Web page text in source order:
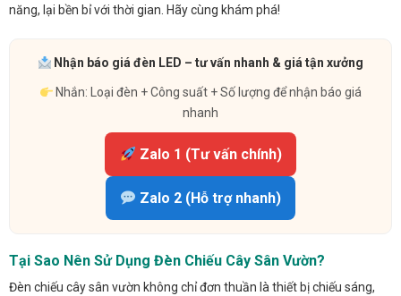
năng, lại bền bỉ với thời gian. Hãy cùng khám phá!
Nhận báo giá đèn LED – tư vấn nhanh & giá tận xưởng
Nhắn: Loại đèn + Công suất + Số lượng để nhận báo giá
nhanh
Zalo 1 (Tư vấn chính)
Zalo 2 (Hỗ trợ nhanh)
Tại Sao Nên Sử Dụng Đèn Chiếu Cây Sân Vườn?
Đèn chiếu cây sân vườn không chỉ đơn thuần là thiết bị chiếu sáng,